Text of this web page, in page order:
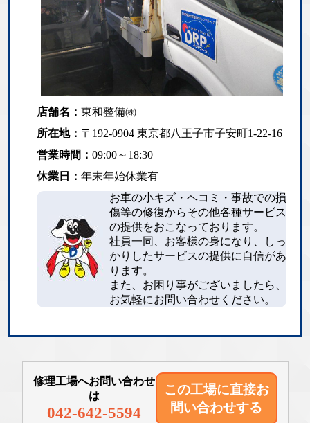
店舗名：東和整備㈱
所在地： 〒192-0904 東京都八王子市子安町1-22-16
営業時間：09:00～18:30
休業日：年末年始休業有
お車の小キズ・ヘコミ・事故での損
傷等の修復からその他各種サービス
の提供をおこなっております。
社員一同、お客様の身になり、しっ
かりしたサービスの提供に自信があ
ります。
また、お困り事がございましたら、
お気軽にお問い合わせください。
修理工場へお問い合わせ
は
042-642-5594
この工場に直接お
問い合わせする